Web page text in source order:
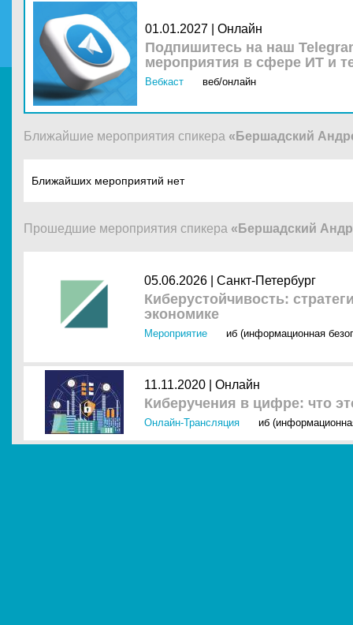
01.01.2027 | Онлайн
Подпишитесь на наш
мероприятия в сфере ИТ и
Вебкаст веб/онлайн
Ближайшие мероприятия спикера «Бершадский
Ближайших мероприятий нет
Прошедшие мероприятия спикера «Бершадский
05.06.2026 | Санкт-Петербург
Киберустойчивость:
экономике
Мероприятие иб (информационная
11.11.2020 | Онлайн
Киберучения в цифре: что
Онлайн-Трансляция иб